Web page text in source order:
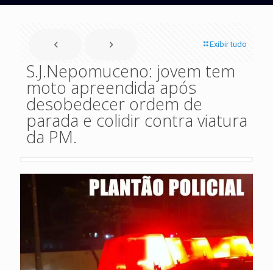
Exibir tudo
S.J.Nepomuceno: jovem tem
moto apreendida após
desobedecer ordem de
parada e colidir contra viatura
da PM.